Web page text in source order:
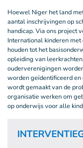
Hoewel Niger het land
aantal inschrijvingen op
handicap. Via ons project
International kinderen
houden tot het
opleiding van
ouderverenigingen
worden geïdentificeerd
wordt gemaakt van de
organisatie werken om
op onderwijs voor alle